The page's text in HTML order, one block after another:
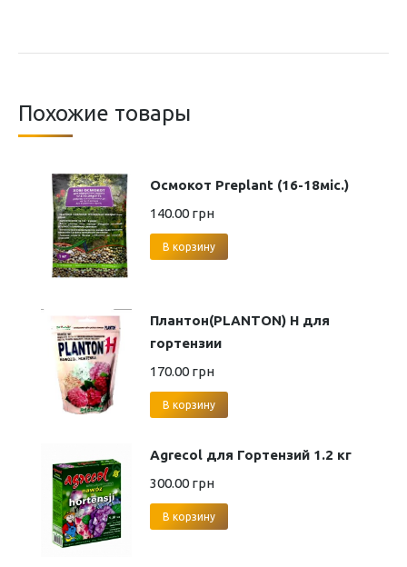
Похожие товары
Осмокот Preplant (16-18міс.)
140.00 грн
В корзину
Плантон(PLANTON) Н для
гортензии
170.00 грн
В корзину
Agrecol для Гортензий 1.2 кг
300.00 грн
В корзину